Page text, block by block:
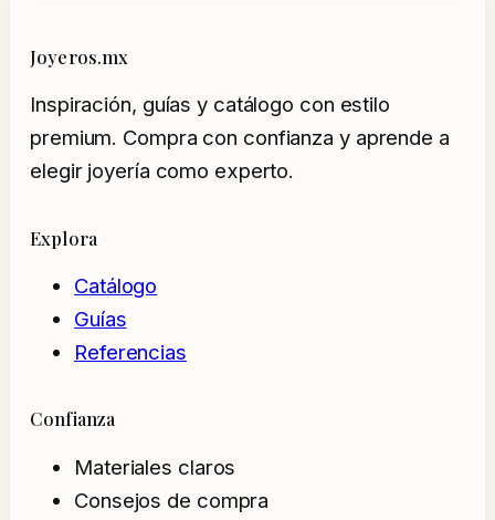
Joyeros.mx
Inspiración, guías y catálogo con estilo
premium. Compra con confianza y aprende a
elegir joyería como experto.
Explora
Catálogo
Guías
Referencias
Confianza
Materiales claros
Consejos de compra